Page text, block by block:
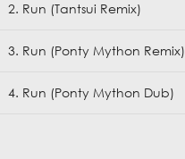
2. Run (Tantsui Remix)
3. Run (Ponty Mython Remix)
4. Run (Ponty Mython Dub)